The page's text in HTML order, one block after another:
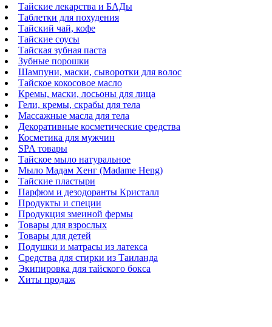
Тайские лекарства и БАДы
Таблетки для похудения
Тайский чай, кофе
Тайские соусы
Тайская зубная паста
Зубные порошки
Шампуни, маски, сыворотки для волос
Тайское кокосовое масло
Кремы, маски, лосьоны для лица
Гели, кремы, скрабы для тела
Массажные масла для тела
Декоративные косметические средства
Косметика для мужчин
SPA товары
Тайское мыло натуральное
Мыло Мадам Хенг (Madame Heng)
Тайские пластыри
Парфюм и дезодоранты Кристалл
Продукты и специи
Продукция змеиной фермы
Товары для взрослых
Товары для детей
Подушки и матрасы из латекса
Средства для стирки из Таиланда
Экипировка для тайского бокса
Хиты продаж